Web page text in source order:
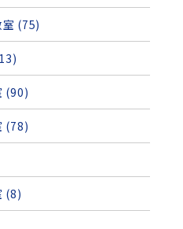
室 (75)
(90)
(78)
(8)